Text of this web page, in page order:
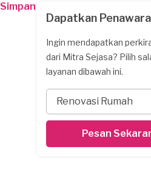
Simpan
Dapatkan
Ingin mendapatkan
dari Mitra Sejasa? Pilih
layanan dibawah ini.
Renovasi Rumah
Pesan